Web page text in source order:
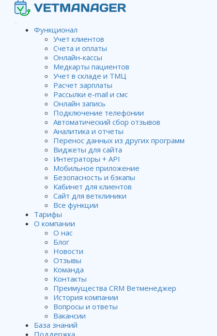
Функционал
Учет клиентов
Счета и оплаты
Онлайн-кассы
Медкарты пациентов
Учет в складе и ТМЦ
Расчет зарплаты
Рассылки e-mail и смс
Онлайн запись
Подключение телефонии
Автоматический сбор отзывов
Аналитика и отчеты
Перенос данных из других программ
Виджеты для сайта
Интеграторы + API
Мобильное приложение
Безопасность и бэкапы
Кабинет для клиентов
Сайт для ветклиники
Все функции
Тарифы
О компании
О нас
Блог
Новости
Отзывы
Команда
Контакты
Преимущества CRM Ветменеджер
История компании
Вопросы и ответы
Вакансии
База знаний
Настройка доступа в другую
клинику в сети клиник
Настройки доступа для сотрудников
доступа в другую клинику в сети клиник